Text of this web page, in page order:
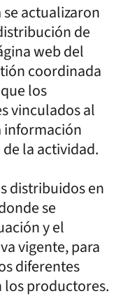
actualizaron
de
web del
coordinada
los
vinculados al
información
la actividad.
distribuidos en
se
y el
vigente, para
diferentes
productores.